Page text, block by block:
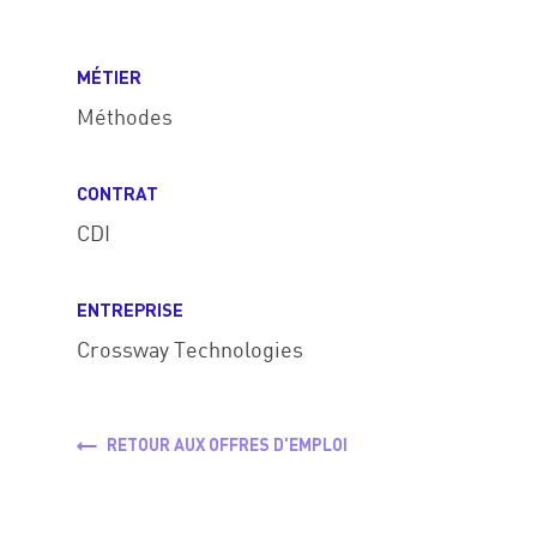
MÉTIER
Méthodes
CONTRAT
CDI
ENTREPRISE
Crossway Technologies
RETOUR AUX OFFRES D'EMPLOI